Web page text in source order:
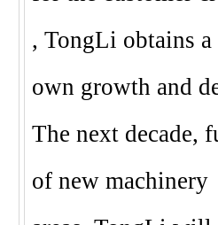
, TongLi obtains
own growth and
The next decade, f
of new machinery